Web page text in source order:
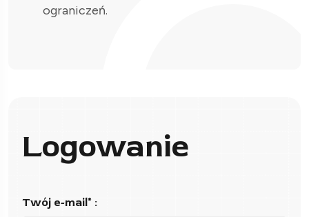
ograniczeń.
Logowanie
Twój e-mail* :